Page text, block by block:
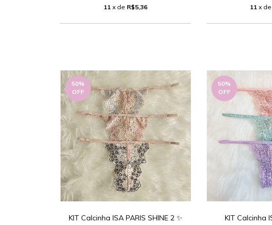
11 x de R$5,36 11 x de
50%
OFF
KIT Calcinha ISA PARIS SHINE 2 ✨️
50%
OFF
KIT Calcinha